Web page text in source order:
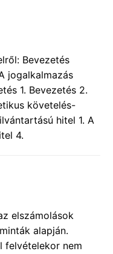
Bevezetés
jogalkalmazás
1. Bevezetés 2.
követelés-
hitel 1. A
4.
elszámolások
alapján.
felvételekor nem